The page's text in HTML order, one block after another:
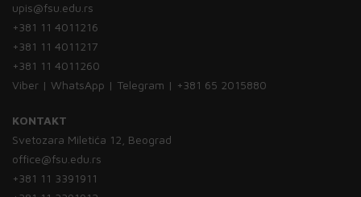
upis@fsu.edu.rs
+381 11 4011216
+381 11 4011217
+381 11 4011260
Viber | WhatsApp | Telegram | +381 65 2015880
KONTAKT
Svetozara Miletića 12, Beograd
office@fsu.edu.rs
+381 11 3391911